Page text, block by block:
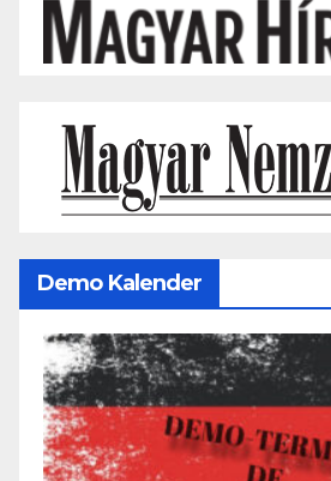
Demo Kalender